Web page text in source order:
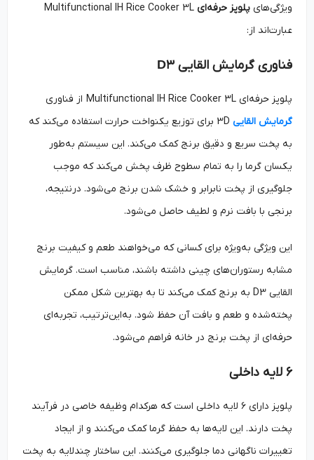
ویژگی‌هایپلوپز حرفه ای Multifunctional IH Rice Cooker 3L
عبارت‌اند از:
فناوری گرمایش القایی D۳
پلوپز حرفه‌ای Multifunctional IH Rice Cooker 3L از فناوری
گرمایش القایی
3D برای توزیع یکنواخت حرارت استفاده می‌کند که
به پخت سریع و دقیق برنج کمک می‌کند. این سیستم به‌طور
یکسان گرما را به تمام سطوح ظرف پخش می‌کند که موجب
جلوگیری از پخت نابرابر و خشک شدن برنج می‌شود. درنتیجه،
برنجی با بافت نرم و لطیف حاصل می‌شود.
این ویژگی به‌ویژه برای کسانی که می‌خواهند طعم و کیفیت برنج
مشابه رستوران‌های چینی داشته باشند، مناسب است. گرمایش
القایی D3 به برنج کمک می‌کند تا به بهترین شکل ممکن
پخته‌شده و طعم و بافت آن حفظ شود. به‌این‌ترتیب، تجربه‌ای
حرفه‌ای از پخت برنج در خانه فراهم می‌شود.
پلوپز دارای ۶ لایه داخلی است که هرکدام وظیفه خاصی در فرآیند
پخت دارند. این لایه‌ها به حفظ گرما کمک می‌کنند و از ایجاد
تغییرات ناگهانی دما جلوگیری می‌کنند. این ساختار چندلایه به پخت